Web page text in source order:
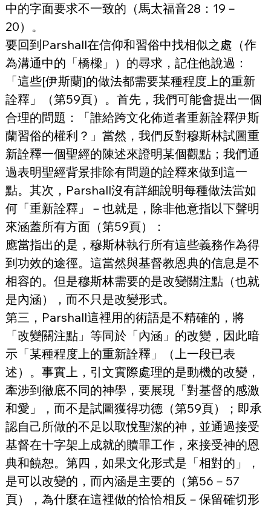
中的字面要求不一致的（馬太福音28：19－
20）。
要回到Parshall在信仰和習俗中找相似之處（作
為溝通中的「橋樑」）的尋求，記住他說過：
「這些[伊斯蘭]的做法都需要某種程度上的重新
詮釋」（第59頁）。首先，我們可能會提出一個
合理的問題：「誰給跨文化佈道者重新詮釋伊斯
蘭習俗的權利？」當然，我們反對穆斯林試圖重
新詮釋一個聖經的陳述來證明某個觀點；我們通
過表明聖經背景排除有問題的詮釋來做到這一
點。其次，Parshall沒有詳細說明每種做法當如
何「重新詮釋」－也就是，除非他意指以下聲明
來涵蓋所有方面（第59頁）：
應當指出的是，穆斯林執行所有這些義務作為得
到功效的途徑。這當然與基督教恩典的信息是不
相容的。但是穆斯林需要的是改變關注點（也就
是內涵），而不只是改變形式。
第三，Parshall這裡用的術語是不精確的，將
「改變關注點」等同於「內涵」的改變，因此暗
示「某種程度上的重新詮釋」（上一段已表
述）。事實上，引文實際處理的是動機的改變，
牽涉到徹底不同的神學，要展現「對基督的感激
和愛」，而不是試圖獲得功德（第59頁）；即承
認自己所做的不足以取悅聖潔的神，並通過接受
基督在十字架上成就的贖罪工作，來接受神的恩
典和饒恕。第四，如果文化形式是「相對的」，
是可以改變的，而內涵是主要的（第56－57
頁），為什麼在這裡做的恰恰相反－保留確切形